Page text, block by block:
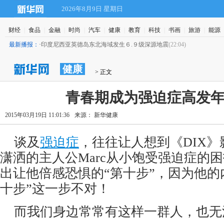
2026年8月9日 星期日
财经 食品 金融 时尚 汽车 健康 教育 科技 书画 旅游 能源
最新播报： ·印度尼西亚英德岛东北海域发生６.９级深源地震(22:04)
健康 > 正文
青春期成为强迫症高发
2015年03月19日 11:01:36 来源： 新华健康
谈及强迫症 ，往往让人想到《DIX》
潇洒的主人公Marc从小饱受强迫症的
出让他倍感恐惧的“第十步”，因为他
十步”这一步不对！
而我们身边常常有这样一群人，也